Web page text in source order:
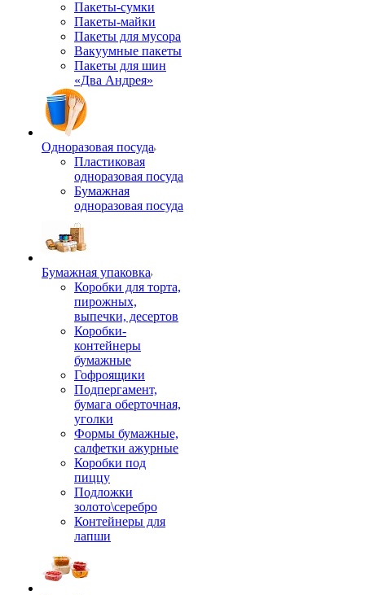
Пакеты-сумки
Пакеты-майки
Пакеты для мусора
Вакуумные пакеты
Пакеты для шин
«Два Андрея»
Одноразовая посуда
Пластиковая
одноразовая посуда
Бумажная
одноразовая посуда
Бумажная упаковка
Коробки для торта,
пирожных,
выпечки, десертов
Коробки-
контейнеры
бумажные
Гофроящики
Подпергамент,
бумага оберточная,
уголки
Формы бумажные,
салфетки ажурные
Коробки под
пиццу
Подложки
золото\серебро
Контейнеры для
лапши